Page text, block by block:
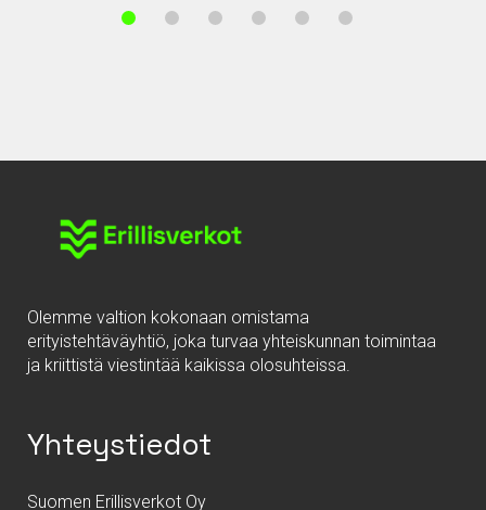
Olemme valtion kokonaan omistama
erityistehtäväyhtiö, joka turvaa yhteiskunnan toimintaa
ja kriittistä viestintää kaikissa olosuhteissa.
Yhteystiedot
Suomen Erillisverkot Oy